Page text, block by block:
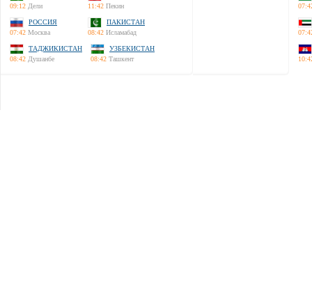
09:12 Дели
11:42 Пекин
РОССИЯ
07:42 Москва
ПАКИСТАН
08:42 Исламабад
ТАДЖИКИСТАН
08:42 Душанбе
УЗБЕКИСТАН
08:42 Ташкент